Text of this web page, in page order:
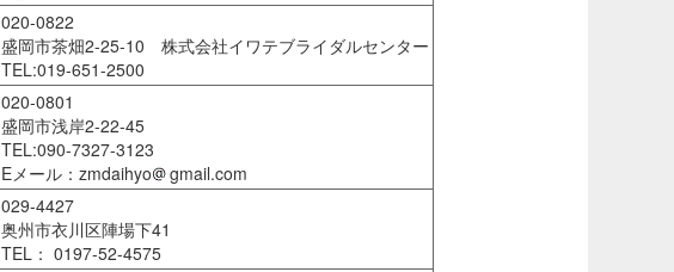
020-0822
盛岡市茶畑2-25-10 株式会社イワテブライダルセンター
TEL:019-651-2500
020-0801
盛岡市浅岸2-22-45
TEL:090-7327-3123
Eメール：zmdaihyo
gmail.com
029-4427
奥州市衣川区陣場下41
TEL： 0197-52-4575